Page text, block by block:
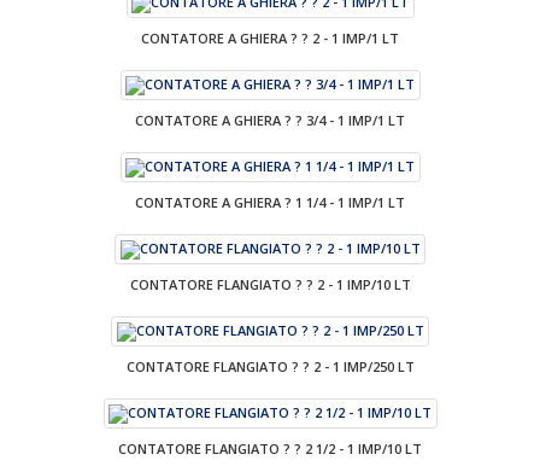
CONTATORE A GHIERA ? ? 2 - 1 IMP/1 LT
CONTATORE A GHIERA ? ? 3/4 - 1 IMP/1 LT
CONTATORE A GHIERA ? 1 1/4 - 1 IMP/1 LT
CONTATORE FLANGIATO ? ? 2 - 1 IMP/10 LT
CONTATORE FLANGIATO ? ? 2 - 1 IMP/250 LT
CONTATORE FLANGIATO ? ? 2 1/2 - 1 IMP/10 LT